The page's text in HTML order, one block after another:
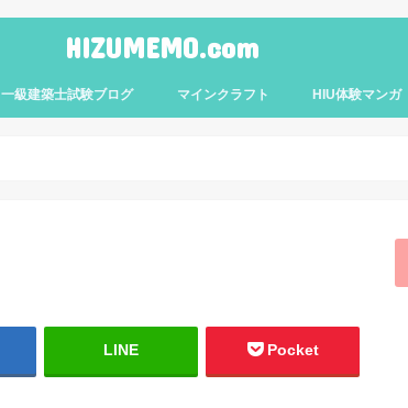
HIZUMEMO.com
一級建築士試験ブログ マインクラフト HIU体験マンガ
LINE Pocket